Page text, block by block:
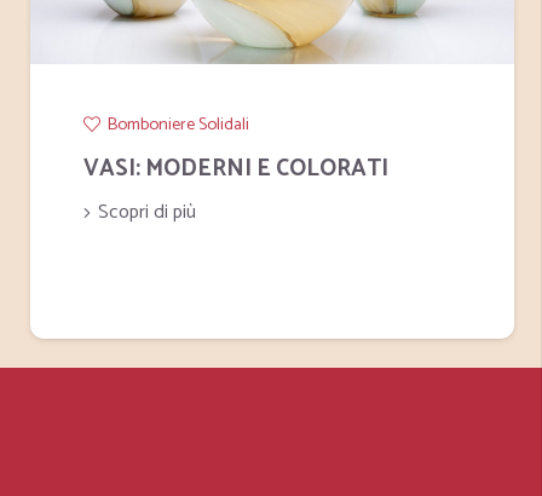
Bomboniere Solidali
VASI: MODERNI E COLORATI
Scopri di più